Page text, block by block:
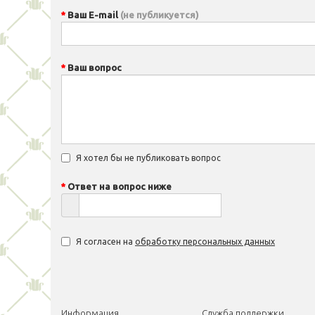
Ваш E-mail (не публикуется)
Ваш вопрос
Я хотел бы не публиковать вопрос
Ответ на вопрос ниже
Я согласен на обработку персональных данных
Информация Служба поддержки